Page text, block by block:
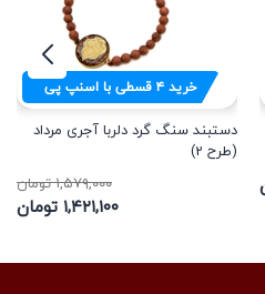
خرید۴قسطی با اسنپ پی
دستبند سنگ گرد دلربا آجری مرداد
(طرح 2)
۱,۵۷۹,۰۰۰ تومان
۱,۴۲۱,۱۰۰ تومان